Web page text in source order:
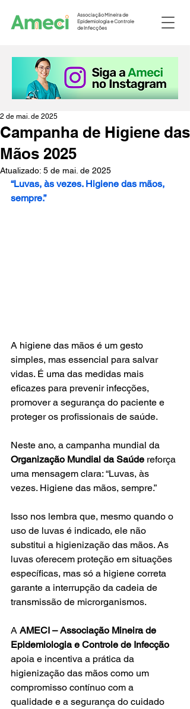
Associação Mineira de
Epidemiologia e Controle
de Infecções
Campanha de Higiene das
Mãos 2025
2 de mai. de 2025
Atualizado: 5 de mai. de 2025
“Luvas, às vezes. Higiene das mãos,
sempre.”
A higiene das mãos é um gesto
simples, mas essencial para salvar
vidas. É uma das medidas mais
eficazes para prevenir infecções,
promover a segurança do paciente e
proteger os profissionais de saúde.
Neste ano, a campanha mundial da
Organização Mundial da Saúde reforça
uma mensagem clara: “Luvas, às
vezes. Higiene das mãos, sempre.”
Isso nos lembra que, mesmo quando o
uso de luvas é indicado, ele não
substitui a higienização das mãos. As
luvas oferecem proteção em situações
específicas, mas só a higiene correta
garante a interrupção da cadeia de
transmissão de microrganismos.
A AMECI – Associação Mineira de
Epidemiologia e Controle de Infecção
apoia e incentiva a prática da
higienização das mãos como um
compromisso contínuo com a
qualidade e a segurança do cuidado